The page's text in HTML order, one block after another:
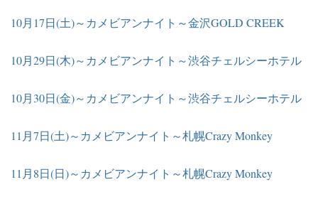
10月17日(土)～カメビアンナイト～金沢GOLD CREEK
10月29日(木)～カメビアンナイト～渋谷チェルシーホテル
10月30日(金)～カメビアンナイト～渋谷チェルシーホテル
11月7日(土)～カメビアンナイト～札幌Crazy Monkey
11月8日(日)～カメビアンナイト～札幌Crazy Monkey